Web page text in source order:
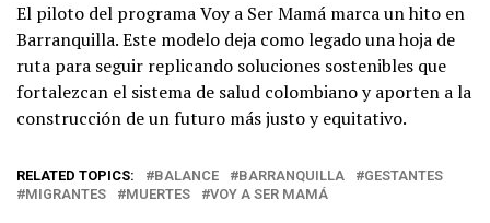
El piloto del programa Voy a Ser Mamá marca un hito en
Barranquilla. Este modelo deja como legado una hoja de
ruta para seguir replicando soluciones sostenibles que
fortalezcan el sistema de salud colombiano y aporten a la
construcción de un futuro más justo y equitativo.
RELATED TOPICS: BALANCE BARRANQUILLA
GESTANTES
MIGRANTES
MUERTES VOY A SER MAMÁ